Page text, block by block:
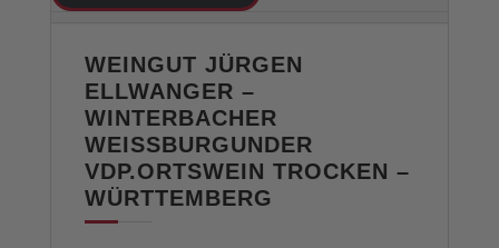
WEINGUT JÜRGEN
ELLWANGER –
WINTERBACHER
WEISSBURGUNDER V
DP.ORTSWEIN TROCKEN – W
ÜRTTEMBERG